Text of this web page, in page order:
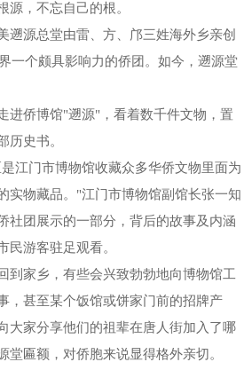
源，不忘自己的根。
遡源总堂由雷、方、邝三姓海外乡亲创
一个颇具影响力的侨团。如今，遡源堂
进侨博馆"遡源"，看着数千件文物，置
历史书。
江门市博物馆收藏众多华侨文物里面为
实物藏品。"江门市博物馆副馆长张一知
社团展示的一部分，背后的故事及内涵
民游客驻足观看。
到家乡，有些会兴致勃勃地向博物馆工
，甚至某个饭馆或饼家门前的招牌产
大家分享他们的祖辈在唐人街加入了哪
堂匾额，对侨胞来说显得格外亲切。